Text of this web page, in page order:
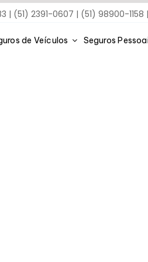
| (51) 2391-0607 | (51) 98900-
de Veículos Seguros